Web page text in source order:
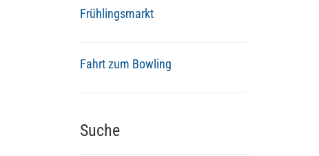
Frühlingsmarkt
Fahrt zum Bowling
Suche